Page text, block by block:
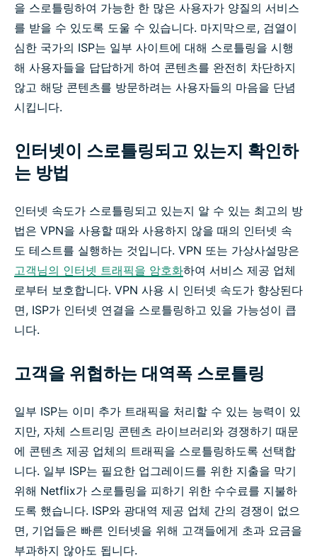
을 스로틀링하여 가능한 한 많은 사용자가 양질의 서비스
를 받을 수 있도록 도울 수 있습니다. 마지막으로, 검열이
심한 국가의 ISP는 일부 사이트에 대해 스로틀링을 시행
해 사용자들을 답답하게 하여 콘텐츠를 완전히 차단하지
않고 해당 콘텐츠를 방문하려는 사용자들의 마음을 단념
시킵니다.
인터넷이 스로틀링되고 있는지 확인하
는 방법
인터넷 속도가 스로틀링되고 있는지 알 수 있는 최고의 방
법은 VPN을 사용할 때와 사용하지 않을 때의 인터넷 속
도 테스트를 실행하는 것입니다. VPN 또는 가상사설망은
고객님의 인터넷 트래픽을 암호화하여 서비스 제공 업체
로부터 보호합니다. VPN 사용 시 인터넷 속도가 향상된다
면, ISP가 인터넷 연결을 스로틀링하고 있을 가능성이 큽
니다.
고객을 위협하는 대역폭 스로틀링
일부 ISP는 이미 추가 트래픽을 처리할 수 있는 능력이 있
지만, 자체 스트리밍 콘텐츠 라이브러리와 경쟁하기 때문
에 콘텐츠 제공 업체의 트래픽을 스로틀링하도록 선택합
니다. 일부 ISP는 필요한 업그레이드를 위한 지출을 막기
위해 Netflix가 스로틀링을 피하기 위한 수수료를 지불하
도록 했습니다. ISP와 광대역 제공 업체 간의 경쟁이 없으
면, 기업들은 빠른 인터넷을 위해 고객들에게 초과 요금을
부과하지 않아도 됩니다.